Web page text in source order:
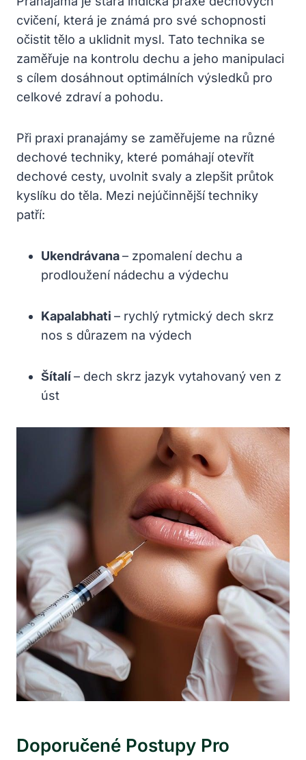
cvičení, která je známá pro své schopnosti
očistit tělo a uklidnit mysl. Tato technika se
zaměřuje na kontrolu dechu a jeho manipulaci
s cílem dosáhnout optimálních výsledků pro
celkové zdraví a pohodu.
Při praxi pranajámy se zaměřujeme na různé
dechové techniky, které pomáhají otevřít
dechové cesty, uvolnit svaly a zlepšit průtok
kyslíku do těla. Mezi nejúčinnější techniky
patří:
Ukendrávana– zpomalení dechu a
prodloužení nádechu a výdechu
Kapalabhati – rychlý rytmický dech skrz
nos s důrazem na výdech
Šítalí– dech skrz jazyk vytahovaný ven z
úst
Doporučené Postupy Pro